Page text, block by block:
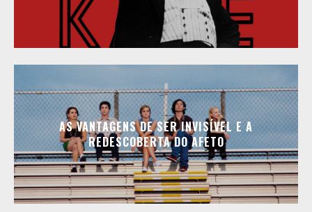
AS VANTAGENS DE SER INVISÍVEL E A
REDESCOBERTA DO AFETO